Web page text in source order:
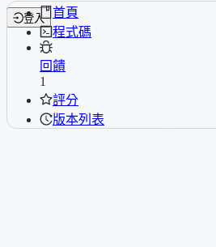
登入
首頁
程式碼
回饋
1
評分
版本列表